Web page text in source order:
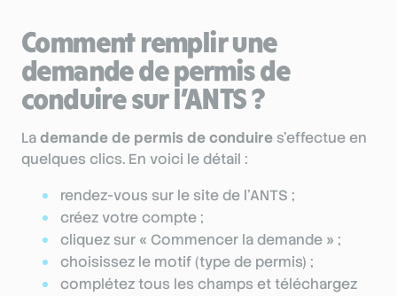
Comment remplir une
demande de permis de
conduire sur l’ANTS ?
Lademande de permis de conduire s’effectue en
quelques clics. En voici le détail :
rendez-vous sur le site de l’ANTS ;
créez votre compte ;
cliquez sur « Commencer la demande » ;
choisissez le motif (type de permis) ;
complétez tous les champs et téléchargez